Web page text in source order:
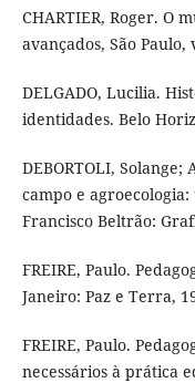
CHARTIER, Roger. O
avançados, São
DELGADO, Lucilia.
identidades. Belo
DEBORTOLI,
campo e
Francisco Beltrão:
FREIRE, Paulo.
Janeiro: Paz e Terra,
FREIRE, Paulo.
necessários à prática